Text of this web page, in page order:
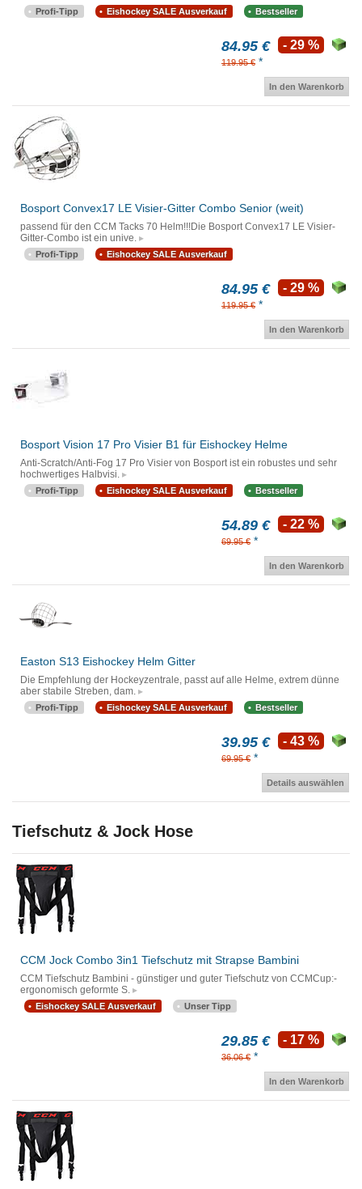
Profi-Tipp Eishockey SALE Ausverkauf Bestseller
84.95 €
119.95 € *
- 29 %
In den Warenkorb
Bosport Convex17 LE Visier-Gitter Combo Senior (weit)
passend für den CCM Tacks 70 Helm!!!Die Bosport Convex17 LE Visier-
Gitter-Combo ist ein unive.
Profi-Tipp Eishockey SALE Ausverkauf
84.95 €
119.95 € *
- 29 %
In den Warenkorb
Bosport Vision 17 Pro Visier B1 für Eishockey Helme
Anti-Scratch/Anti-Fog 17 Pro Visier von Bosport ist ein robustes und sehr
hochwertiges Halbvisi.
Profi-Tipp Eishockey SALE Ausverkauf Bestseller
54.89 €
69.95 € *
- 22 %
In den Warenkorb
Easton S13 Eishockey Helm Gitter
Die Empfehlung der Hockeyzentrale, passt auf alle Helme, extrem dünne
aber stabile Streben, dam.
Profi-Tipp Eishockey SALE Ausverkauf Bestseller
39.95 €
69.95 € *
- 43 %
Details auswählen
Tiefschutz & Jock Hose
CCM Jock Combo 3in1 Tiefschutz mit Strapse Bambini
CCM Tiefschutz Bambini - günstiger und guter Tiefschutz von CCMCup:-
ergonomisch geformte S.
Eishockey SALE Ausverkauf Unser Tipp
29.85 €
36.06 € *
- 17 %
In den Warenkorb